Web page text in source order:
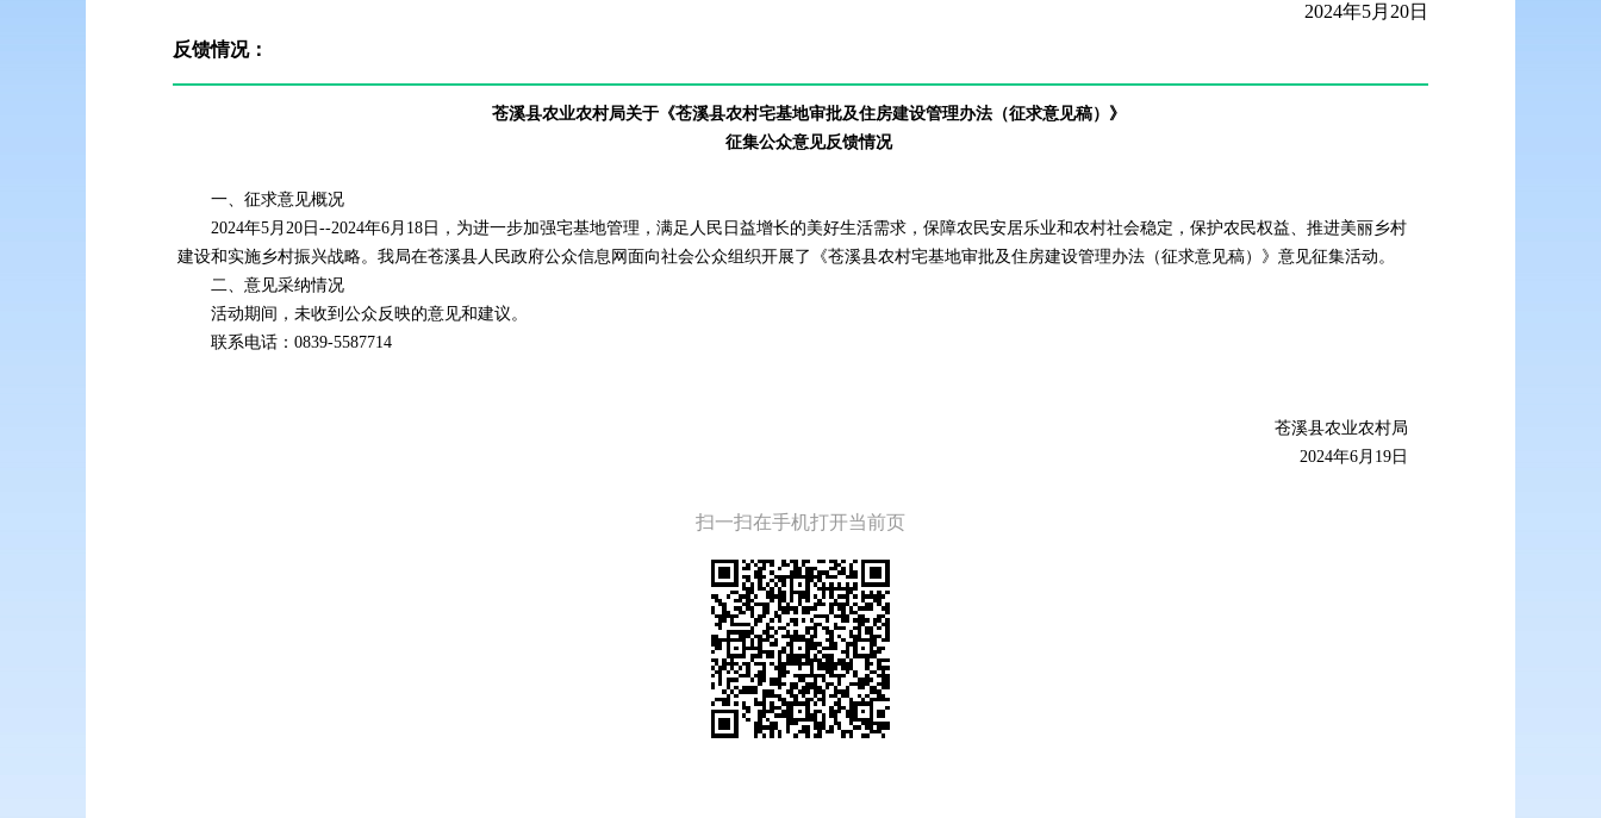
2024年5月20日
反馈情况：
苍溪县农业农村局关于《苍溪县农村宅基地审批及住房建设管理办法（征求意见稿）》
征集公众意见反馈情况
一、征求意见概况
2024年5月20日--2024年6月18日，为进一步加强宅基地管理，满足人民日益增长的美好生活需求，保障农民安居乐业和农村社会稳定，保护农民权益、推进美丽乡村
建设和实施乡村振兴战略。我局在苍溪县人民政府公众信息网面向社会公众组织开展了《苍溪县农村宅基地审批及住房建设管理办法（征求意见稿）》意见征集活动。
二、意见采纳情况
活动期间，未收到公众反映的意见和建议。
联系电话：0839-5587714
苍溪县农业农村局
2024年6月19日
扫一扫在手机打开当前页